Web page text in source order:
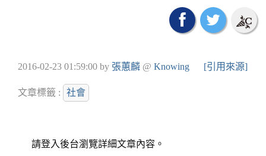
2016-02-23 01:59:00 by 張蕙麟 @ Knowing [引用來源]
文章標籤 : 社會
請登入後台瀏覽詳細文章內容。